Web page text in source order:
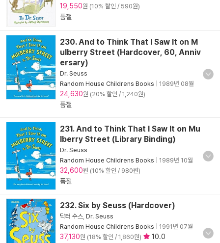
19,550원 (10% 할인 / 590원)
품절
230. And to Think That I Saw It on M
ulberry Street (Hardcover, 60, Anniv
ersary)
Dr. Seuss
Random House Childrens Books
1989년 08월
24,630원 (20% 할인 / 1,240원)
품절
231. And to Think That I Saw It on Mu
lberry Street (Library Binding)
Dr. Seuss
Random House Childrens Books
1989년 10월
32,600원 (10% 할인 / 980원)
품절
232. Six by Seuss (Hardcover)
닥터 수스 Dr. Seuss
Random House Childrens Books
1991년 07월
37,130원 (18% 할인 / 1,860원)
10.0